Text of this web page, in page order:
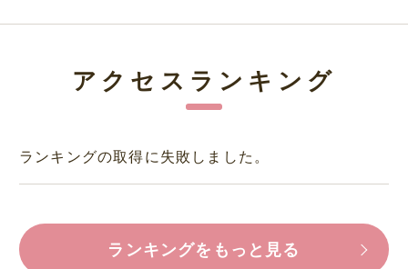
アクセスランキング
ランキングの取得に失敗しました。
ランキングをもっと見る